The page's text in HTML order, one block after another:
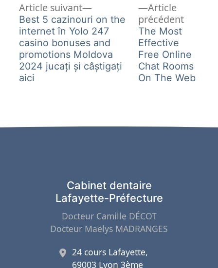
Navigation
de
l’article
Article
précédentArticle
The Most
Effective
Free Online
Chat Rooms
On The Web
Article suivant
Article
suivant :
Best 5 cazinouri on the
internet în Yolo 247
casino bonuses and
promotions Moldova
2024 jucați și câștigați
aici
Cabinet dentaire
Lafayette-Préfecture
Docteur Camille DÉCOT
Docteur Maëlys MADRANGES
24 cours Lafayette,
69003 Lyon 3ème